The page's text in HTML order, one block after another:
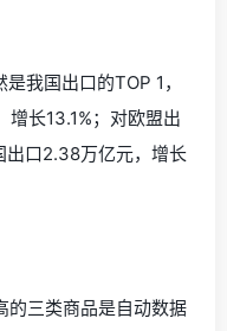
我国出口的TOP 1，
长13.1%；对欧盟出
出口2.38万亿元，增长
的三类商品是自动数据